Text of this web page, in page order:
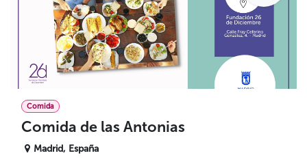
Comida
Comida de las Antonias
Madrid, España